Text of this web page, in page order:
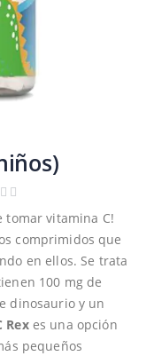
tomar vitamina C!
comprimidos que
en ellos. Se trata
100 mg de
dinosaurio y un
Rexes una opción
pequeños